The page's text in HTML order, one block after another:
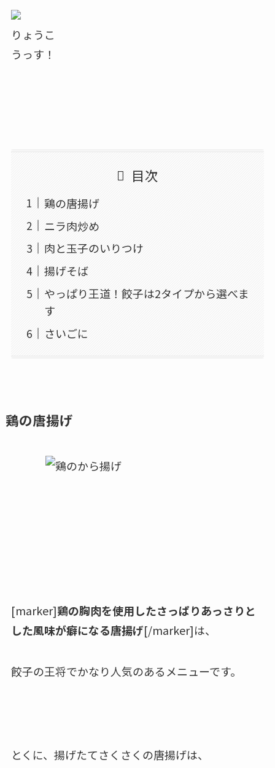
りょうこ
うっす！
目次
鶏の唐揚げ
ニラ肉炒め
肉と玉子のいりつけ
揚げそば
やっぱり王道！餃子は2タイプから選べま
す
さいごに
鶏の唐揚げ
[marker]鶏の胸肉を使用したさっぱりあっさりと
した風味が癖になる唐揚げ[/marker]は、
餃子の王将でかなり人気のあるメニューです。
とくに、揚げたてさくさくの唐揚げは、